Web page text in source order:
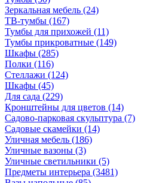
Зеркальная мебель (24)
ТВ-тумбы (167)
Тумбы для прихожей (11)
Тумбы прикроватные (149)
Шкафы (285)
Полки (116)
Стеллажи (124)
Шкафы (45)
Для сада (229)
Кронштейны для цветов (14)
Садово-парковая скульптура (7)
Садовые скамейки (14)
Уличная мебель (186)
Уличные вазоны (3)
Уличные светильники (5)
Предметы интерьера (3481)